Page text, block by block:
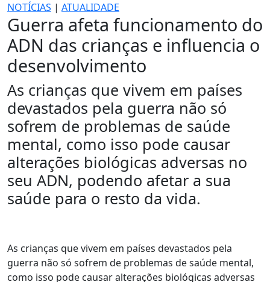
NOTÍCIAS | ATUALIDADE
Guerra afeta funcionamento do
ADN das crianças e influencia o
desenvolvimento
As crianças que vivem em países
devastados pela guerra não só
sofrem de problemas de saúde
mental, como isso pode causar
alterações biológicas adversas no
seu ADN, podendo afetar a sua
saúde para o resto da vida.
As crianças que vivem em países devastados pela
guerra não só sofrem de problemas de saúde mental,
como isso pode causar alterações biológicas adversas